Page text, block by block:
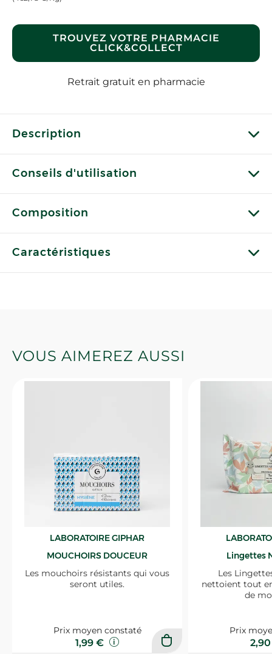
TROUVEZ VOTRE PHARMACIE
CLICK&COLLECT
Retrait gratuit en pharmacie
Description
Conseils d'utilisation
Composition
Caractéristiques
VOUS AIMEREZ AUSSI
LABORATOIRE GIPHAR
MOUCHOIRS DOUCEUR
Les mouchoirs résistants qui vous
seront utiles.
Prix moyen constaté
1,99 €
Lingettes
Les
nettoient tout
de
Prix